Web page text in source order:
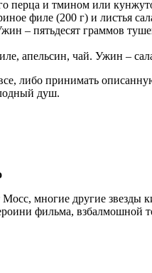
перца и тмином или
филе (200 г) и листья
– пятьдесят граммов
апельсин, чай. Ужин –
либо принимать
душ.
многие другие звезды
фильма, взбалмошной